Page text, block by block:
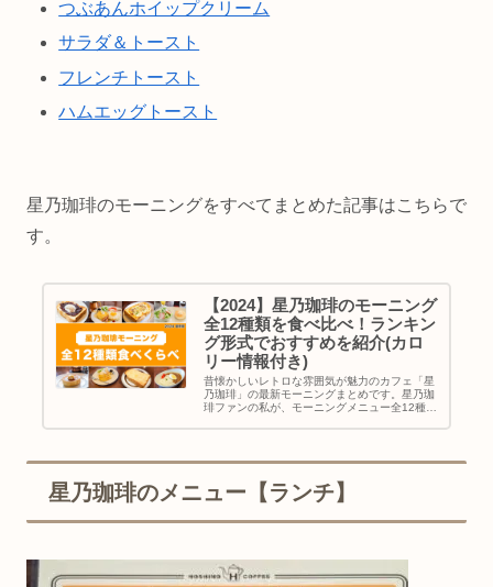
つぶあんホイップクリーム
サラダ＆トースト
フレンチトースト
ハムエッグトースト
星乃珈琲のモーニングをすべてまとめた記事はこちらで
す。
【2024】星乃珈琲のモーニング
全12種類を食べ比べ！ランキン
グ形式でおすすめを紹介(カロ
リー情報付き)
昔懐かしいレトロな雰囲気が魅力のカフェ「星
乃珈琲」の最新モーニングまとめです。星乃珈
琲ファンの私が、モーニングメニュー全12種類
星乃珈琲のメニュー【ランチ】